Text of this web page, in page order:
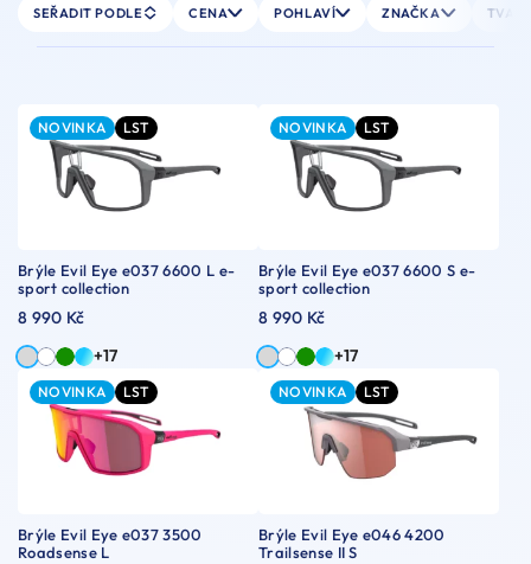
CENA POHLAVÍ ZNAČKA TVAR
SEŘADIT PODLE
NOVINKA LST
Brýle Evil Eye e037 6600 L e-
sport collection
8 990 Kč
+17
NOVINKA LST
Brýle Evil Eye e037 6600 S e-
sport collection
8 990 Kč
+17
NOVINKA LST
Brýle Evil Eye e037 3500
Roadsense L
NOVINKA LST
Brýle Evil Eye e046 4200
Trailsense II S